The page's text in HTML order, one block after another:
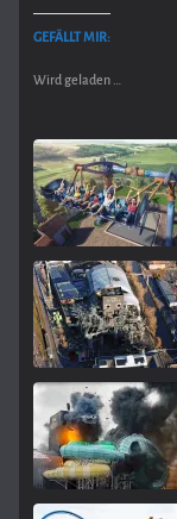
GEFÄLLT MIR:
Wird geladen …